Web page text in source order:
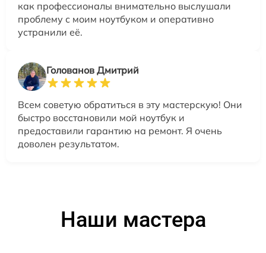
как профессионалы внимательно выслушали
проблему с моим ноутбуком и оперативно
устранили её.
Голованов Дмитрий
Всем советую обратиться в эту мастерскую! Они
быстро восстановили мой ноутбук и
предоставили гарантию на ремонт. Я очень
доволен результатом.
Наши мастера